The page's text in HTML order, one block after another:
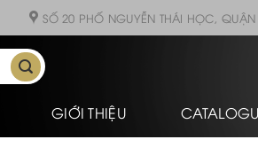
SỐ 20 PHỐ NGUYỄN THÁI HỌC,
GIỚI THIỆU